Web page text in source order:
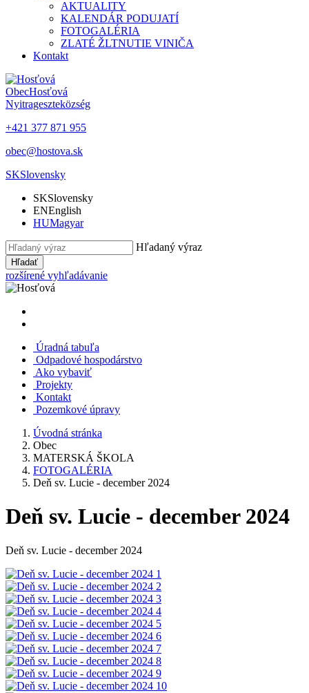
AKTUALITY
KALENDÁR PODUJATÍ
FOTOGALÉRIA
ZLATÉ ŽLTNUTIE VINIČA
Kontakt
ObecHosťová
Nyitrageszteközség
+421 377 871 955
obec@hostova.sk
SKSlovensky
SKSlovensky
ENEnglish
HUMagyar
Hľadaný výraz
Hľadať
rozšírené vyhľadávanie
Úradná tabuľa
Odpadové hospodárstvo
Ako vybaviť
Projekty
Kontakt
Pozemkové úpravy
Úvodná stránka
Obec
MATERSKÁ ŠKOLA
FOTOGALÉRIA
Deň sv. Lucie - december 2024
Deň sv. Lucie - december 2024
Deň sv. Lucie - december 2024